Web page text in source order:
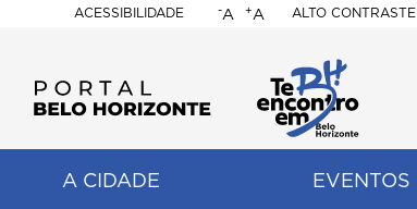
ACESSIBILIDADE
BELO
HORIZONTE
-A +A ALTO CONTRASTE
A CIDADE EVENTOS